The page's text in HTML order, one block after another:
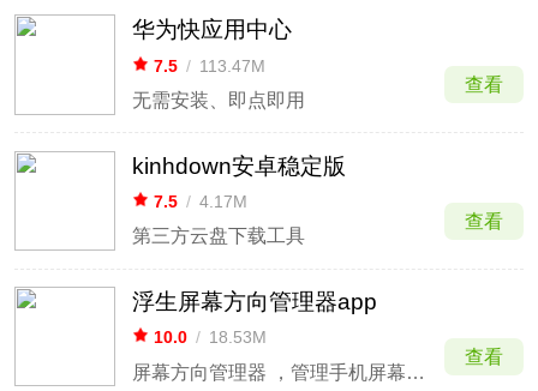
华为快应用中心
7.5 / 113.47M
无需安装、即点即用
查看
kinhdown安卓稳定版
7.5 / 4.17M
第三方云盘下载工具
查看
浮生屏幕方向管理器app
10.0 / 18.53M
屏幕方向管理器 ，管理手机屏幕显示方向
查看